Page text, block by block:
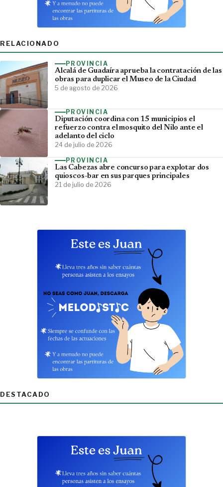
RELACIONADO
PROVINCIA
Alcalá de Guadaíra aprueba la contratación de las
obras para duplicar el Museo de la Ciudad
5 de agosto de 2026
PROVINCIA
Diputación coordina con 15 municipios el
refuerzo contra el mosquito del Nilo ante el
adelanto del ciclo
24 de julio de 2026
PROVINCIA
Las Cabezas abre concurso para explotar dos
quioscos-bar en sus parques principales
21 de julio de 2026
DESTACADO